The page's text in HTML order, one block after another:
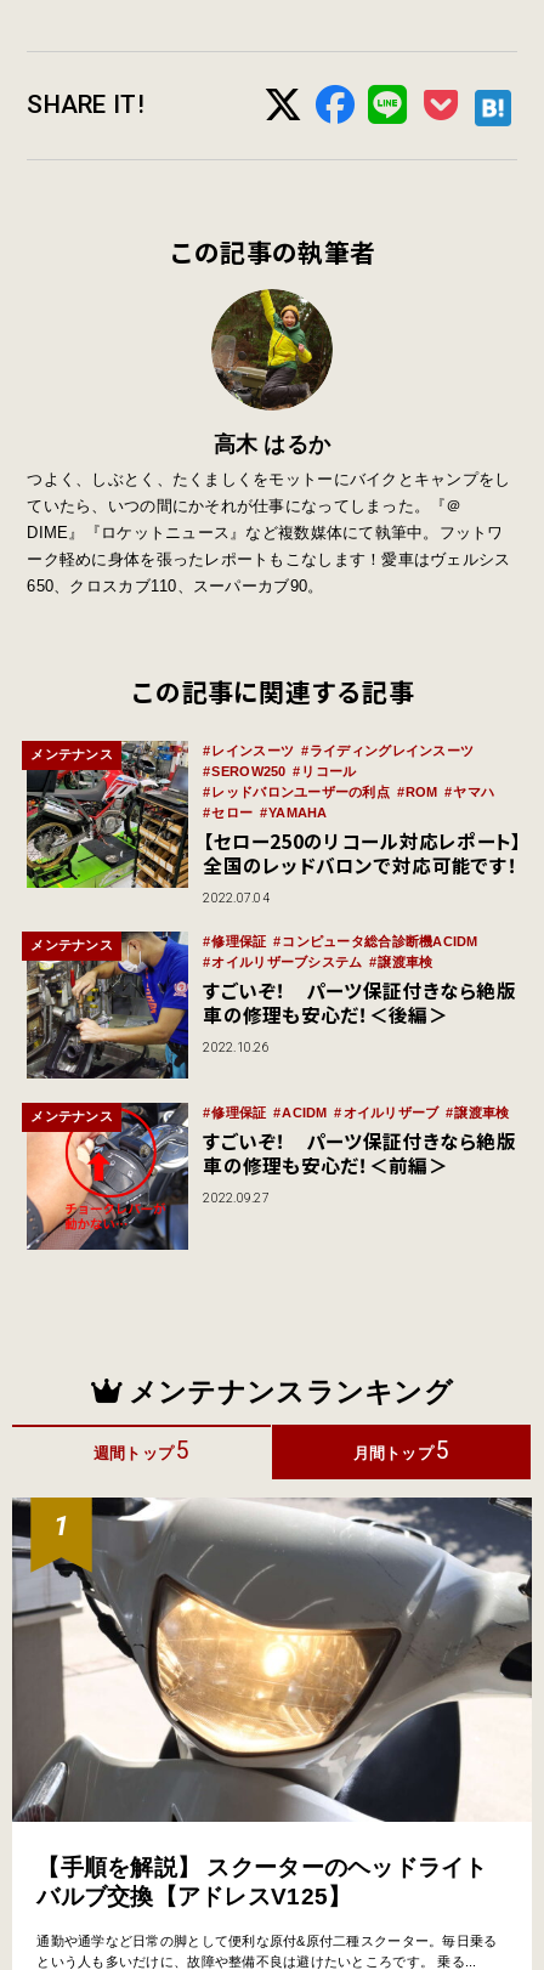
SHARE IT!
この記事の執筆者
高木 はるか
つよく、しぶとく、たくましくをモットーにバイクとキャンプをし
ていたら、いつの間にかそれが仕事になってしまった。『＠
DIME』『ロケットニュース』など複数媒体にて執筆中。フットワ
ーク軽めに身体を張ったレポートもこなします！愛車はヴェルシス
650、クロスカブ110、スーパーカブ90。
この記事に関連する記事
メンテナンス レインスーツ
ライディングレインスーツ
SEROW250
リコール
レッドバロンユーザーの利点
ROM
ヤマハ
セロー
YAMAHA
【セロー250のリコール対応レポート】
全国のレッドバロンで対応可能です！
2022.07.04
メンテナンス 修理保証
コンピュータ総合診断機ACIDM
オイルリザーブシステム
譲渡車検
すごいぞ！ パーツ保証付きなら絶版
車の修理も安心だ！＜後編＞
2022.10.26
メンテナンス 修理保証 ACIDM オイルリザーブ 譲渡車検
すごいぞ！ パーツ保証付きなら絶版
車の修理も安心だ！＜前編＞
2022.09.27
メンテナンスランキング
週間トップ5 月間トップ 5
【手順を解説】 スクーターのヘッドライト
バルブ交換【アドレスV125】
通勤や通学など日常の脚として便利な原付&原付二種スクーター。毎日乗る
という人も多いだけに、故障や整備不良は避けたいところです。 乗る...